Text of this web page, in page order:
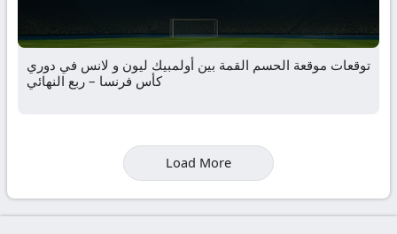
توقعات موقعة الحسم القمة بين أولمبيك ليون و لانس في دوري
كأس فرنسا – ربع النهائي
Load More